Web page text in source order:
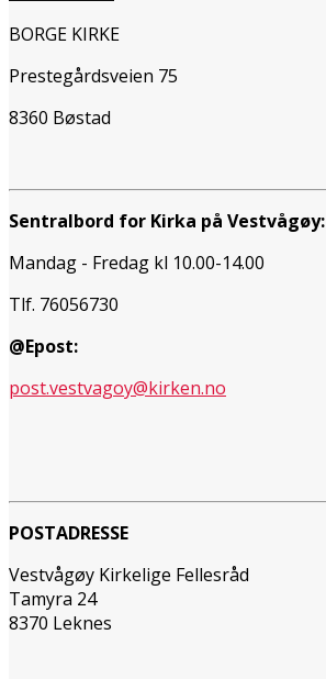
BORGE KIRKE
Prestegårdsveien 75
8360 Bøstad
Sentralbord for Kirka på Vestvågøy:
Mandag - Fredag kl 10.00-14.00
Tlf. 76056730
@Epost:
post.vestvagoy@kirken.no
POSTADRESSE
Vestvågøy Kirkelige Fellesråd
Tamyra 24
8370 Leknes